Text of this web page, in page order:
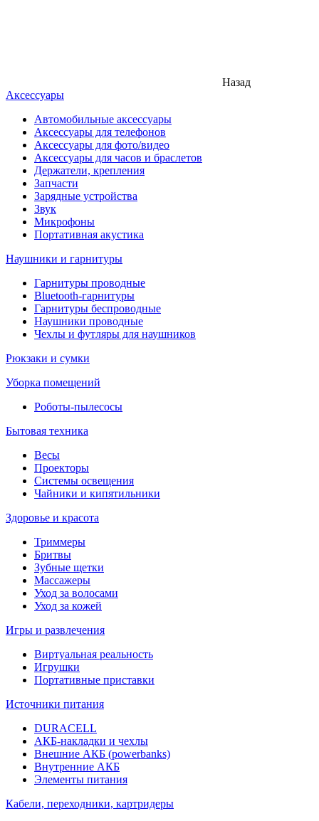
Назад
Аксессуары
Автомобильные аксессуары
Аксессуары для телефонов
Аксессуары для фото/видео
Аксессуары для часов и браслетов
Держатели, крепления
Запчасти
Зарядные устройства
Звук
Микрофоны
Портативная акустика
Наушники и гарнитуры
Гарнитуры проводные
Bluetooth-гарнитуры
Гарнитуры беспроводные
Наушники проводные
Чехлы и футляры для наушников
Рюкзаки и сумки
Уборка помещений
Роботы-пылесосы
Бытовая техника
Весы
Проекторы
Системы освещения
Чайники и кипятильники
Здоровье и красота
Триммеры
Бритвы
Зубные щетки
Массажеры
Уход за волосами
Уход за кожей
Игры и развлечения
Виртуальная реальность
Игрушки
Портативные приставки
Источники питания
DURACELL
АКБ-накладки и чехлы
Внешние АКБ (powerbanks)
Внутренние АКБ
Элементы питания
Кабели, переходники, картридеры